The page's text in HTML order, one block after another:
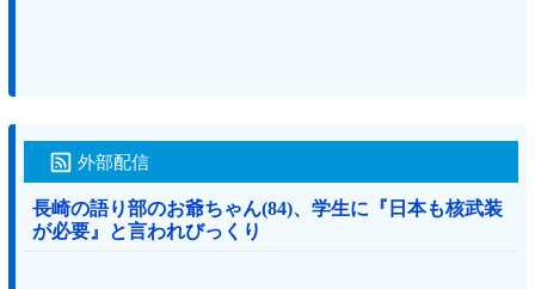
外部配信
長崎の語り部のお爺ちゃん(84)、学生に『日本も核武装
が必要』と言われびっくり